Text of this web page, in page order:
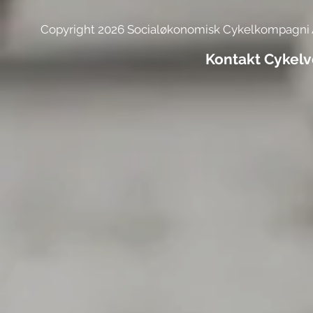
Copyright 2026 Socialøkonomisk
Kontakt